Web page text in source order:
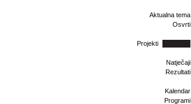
Aktualna tema
Osvrti
Projekti
Natječaji
Rezultati
Kalendar
Programi